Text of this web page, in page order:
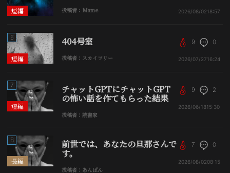
短編 投稿者：Mame 2026/08/0218:57
短編
6 404号室
投稿者：スカイツリー
9 0
2026/07/2716:24
短編
7 チャットGPTにチャットGPT
の怖い話を作てもらった結果
投稿者：読書家
9 2
2026/06/1815:30
長編
8 前世では、あなたの旦那さんで
す。
投稿者：あんぱん
7 0
2026/08/0208:15